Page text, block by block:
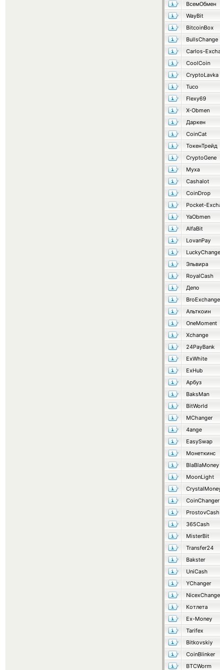
ВсемОбмен
WayBit
BitcoinBox
BullsChange
Carlos-
CoolCoin
CryptoLavka
Tuco
Flexy69
X-Obmen
Даркен
CoinCat
ТокенТрейд
CryptoGene
Муха
Cashalot
CoinDrop
Pocket-
YaObmen
AlfaBit
LovanPay
LuckyChange
Эльвира
RoyalCash
Депо
BroExchange
Альткоин
OneMoment
Xchange
24PayBank
ExWhite
ExHub
Арбуз
BaksMan
BitWorld
MChanger
4ange
EasySwap
Монеткинс
BlaBlaMoney
MoonLight
CoinChanger
ProstovCash
365Cash
MisterBit
Transfer24
Bakster
UniCash
YChanger
Котлета
Ex-Money
Tarifex
Bitkovskiy
CoinBlinker
BTCWorm